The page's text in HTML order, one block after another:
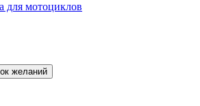
для мотоциклов
желаний